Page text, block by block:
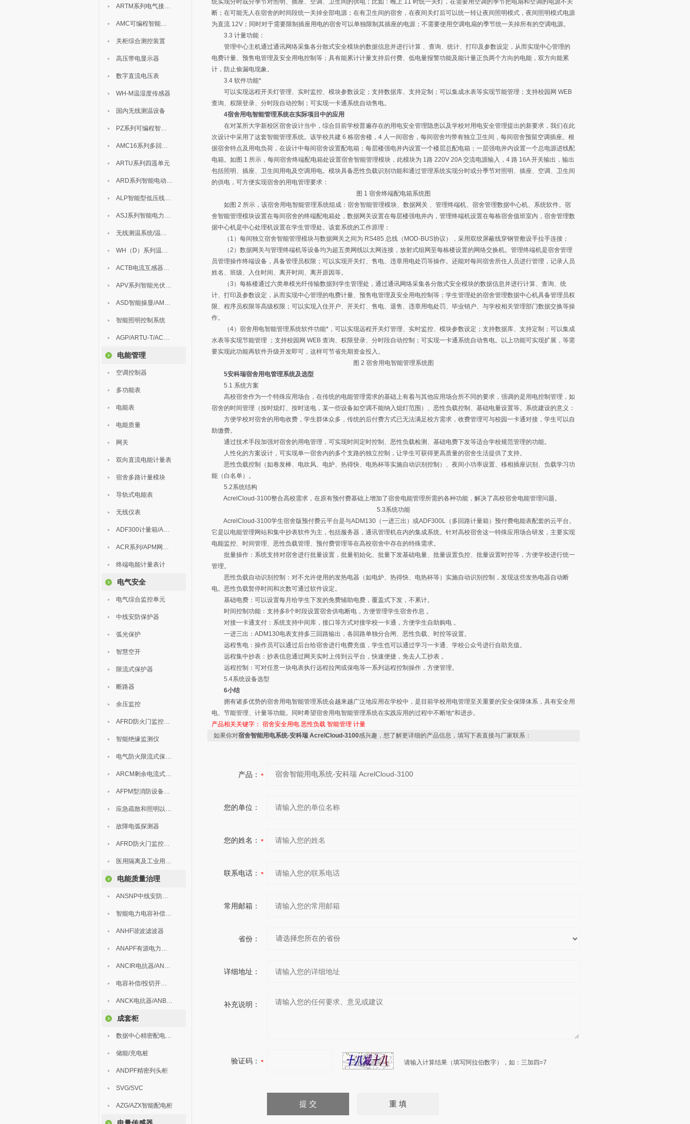
ARTM系列电气接点测温装置
AMC可编程智能电测表
关柜综合测控装置
高压带电显示器
数字直流电压表
WH-M温湿度传感器
国内无线测温设备
PZ系列可编程智能表
AMC16系列多回路监控装置
ARTU系列四遥单元
ARD系列智能电动机保护器
ALP智能型低压线路保护装置
ASJ系列智能电力继电器
无线测温系统/温度巡检
WH（D）系列温湿度控制器
ACTB电流互感器过电压保护器
APV系列智能光伏汇流箱
ASD智能操显/AM中压保护
智能照明控制系统
AGP/ARTU-T/ACM/ADDC
电能管理
空调控制器
多功能表
电能表
电能质量
网关
双向直流电能计量表
宿舍多路计量模块
导轨式电能表
无线仪表
ADF300计量箱/AEW无线计量
ACR系列/APM网络电力仪表
终端电能计量表计
电气安全
电气综合监控单元
中线安防保护器
弧光保护
智慧空开
限流式保护器
断路器
余压监控
AFRD防火门监控模块
智能绝缘监测仪
电气防火限流式保护器
ARCM剩余电流式电气火灾监控装置
AFPM型消防设备电源监控系统
应急疏散和照明以及灯具
故障电弧探测器
AFRD防火门监控系统
医用隔离及工业用电绝缘检测
电能质量治理
ANSNP中线安防保护器
智能电力电容补偿装置
ANHF谐波滤波器
ANAPF有源电力滤波器
ANCIR电抗器/ANHPD300谐波保护器
电容补偿/投切开关/ARC
ANCK电抗器/ANBSMJ自愈式低压并联电容器
成套柜
数据中心精密配电监控装置
储能/充电桩
ANDPF精密列头柜
SVG/SVC
AZG/AZX智能配电柜
统实现分时或分季节对照明、插座、空调、卫生间的供电；比如：晚上 11 时统一关灯，在需要用空调的季节把电扇和空调的电源不关
断；在可能无人在宿舍的时间段统一关掉全部电源；在有卫生间的宿舍，在夜间关灯后可以统一转让夜间照明模式，夜间照明模式电源
为直流 12V；同时对于需要限制插座用电的宿舍可以单独限制其插座的电源；不需要使用空调电扇的季节统一关掉所有的空调电源。
3.3 计量功能：
管理中心主机通过通讯网络采集各分散式安全模块的数据信息并进行计算 、查询、统计、打印及参数设定，从而实现中心管理的
电费计量、预售电管理及安全用电控制等；具有能累计计量支持后付费、低电量报警功能及能计量正负两个方向的电能，双方向能累
计，防止偷漏电现象。
3.4 软件功能*
可以实现远程开关灯管理、实时监控、模块参数设定；支持数据库、支持定制；可以集成水表等实现节能管理；支持校园网 WEB
查询、权限登录、分时段自动控制；可实现一卡通系统自动售电。
4宿舍用电智能管理系统在实际项目中的应用
在对某所大学新校区宿舍设计当中，综合目前学校普遍存在的用电安全管理隐患以及学校对用电安全管理提出的新要求，我们在此
次设计中采用了这套智能管理系统。该学校共建 6 栋宿舍楼，4 人一间宿舍，每间宿舍均带有独立卫生间，每间宿舍预留空调插座。根
据宿舍特点及用电负荷，在设计中每间宿舍设置配电箱；每层楼强电井内设置一个楼层总配电箱；一层强电井内设置一个总电源进线配
电箱。如图 1 所示，每间宿舍终端配电箱处设置宿舍智能管理模块，此模块为 1路 220V 20A 交流电源输入，4 路 16A 开关输出，输出
包括照明、插座、卫生间用电及空调用电。模块具备恶性负载识别功能和通过管理系统实现分时或分季节对照明、插座、空调、卫生间
的供电，可方便实现宿舍的用电管理要求：
图 1 宿舍终端配电箱系统图
如图 2 所示，该宿舍用电智能管理系统组成：宿舍智能管理模块、数据网关 、管理终端机、宿舍管理数据中心机、系统软件。宿
舍智能管理模块设置在每间宿舍的终端配电箱处，数据网关设置在每层楼强电井内，管理终端机设置在每栋宿舍值班室内，宿舍管理数
据中心机是中心处理机设置在学生管理处。该套系统的工作原理：
（1）每间独立宿舍智能管理模块与数据网关之间为 RS485 总线（MOD-BUS协议），采用双绞屏蔽线穿钢管敷设手拉手连接；
（2）数据网关与管理终端机等设备均为超五类网线以太网连接，放射式组网至每栋楼设置的网络交换机。管理终端机是宿舍管理
员管理操作终端设备，具备管理员权限；可以实现开关灯、售电、违章用电处罚等操作。还能对每间宿舍所住人员进行管理，记录人员
姓名、班级、入住时间、离开时间、离开原因等。
（3）每栋楼通过六类单模光纤传输数据到学生管理处，通过通讯网络采集各分散式安全模块的数据信息并进行计算、查询、统
计、打印及参数设定，从而实现中心管理的电费计量、预售电管理及安全用电控制等；学生管理处的宿舍管理数据中心机具备管理员权
限、程序员权限等高级权限；可以实现入住开户、开关灯、售电、退售、违章用电处罚、毕业销户、与学校相关管理部门数据交换等操
作。
（4）宿舍用电智能管理系统软件功能*，可以实现远程开关灯管理、实时监控、模块参数设定；支持数据库、支持定制；可以集成
水表等实现节能管理 ；支持校园网 WEB 查询、权限登录、分时段自动控制；可实现一卡通系统自动售电。以上功能可实现扩展，等需
要实现此功能再软件升级开发即可，这样可节省先期资金投入。
图 2 宿舍用电智能管理系统图
5安科瑞宿舍用电管理系统及选型
5.1 系统方案
高校宿舍作为一个特殊应用场合，在传统的电能管理需求的基础上有着与其他应用场合所不同的要求，强调的是用电控制管理，如
宿舍的时间管理（按时熄灯、按时送电，某一些设备如空调不能纳入熄灯范围）、恶性负载控制、基础电量设置等。系统建设的意义：
方便学校对宿舍的用电收费，学生群体众多，传统的后付费方式已无法满足校方需求，收费管理可与校园一卡通对接，学生可以自
助缴费。
通过技术手段加强对宿舍的用电管理，可实现时间定时控制、恶性负载检测、基础电费下发等适合学校规范管理的功能。
人性化的方案设计，可实现单一宿舍内的多个支路的独立控制，让学生可获得更高质量的宿舍生活提供了支持。
恶性负载控制（如卷发棒、电吹风、电炉、热得快、电热杯等实施自动识别控制）、夜间小功率设置、移相插座识别、负载学习功
能（白名单）。
5.2系统结构
AcrelCloud-3100整合高校需求，在原有预付费基础上增加了宿舍电能管理所需的各种功能，解决了高校宿舍电能管理问题。
5.3系统功能
AcrelCloud-3100学生宿舍版预付费云平台是与ADM130（一进三出）或ADF300L（多回路计量箱）预付费电能表配套的云平台。
它是以电能管理网站和集中抄表软件为主，包括服务器，通讯管理机在内的集成系统。针对高校宿舍这一特殊应用场合研发，主要实现
电能监控、时间管理、恶性负载管理、预付费管理等在高校宿舍中存在的特殊需求。
批量操作：系统支持对宿舍进行批量设置，批量初始化、批量下发基础电量、批量设置负控、批量设置时控等，方便学校进行统一
管理。
恶性负载自动识别控制：对不允许使用的发热电器（如电炉、热得快、电热杯等）实施自动识别控制，发现这些发热电器自动断
电。恶性负载暂停时间和次数可通过软件设定。
基础电费：可以设置每月给学生下发的免费辅助电费，覆盖式下发，不累计。
时间控制功能：支持多8个时段设置宿舍供电断电，方便管理学生宿舍作息 。
对接一卡通支付：系统支持中间库，接口等方式对接学校一卡通，方便学生自助购电 。
一进三出：ADM130电表支持多三回路输出，各回路单独分合闸、恶性负载、时控等设置。
远程售电：操作员可以通过后台给宿舍进行电费充值，学生也可以通过学习一卡通、学校公众号进行自助充值。
远程集中抄表：抄表信息通过网关实时上传到云平台，快速便捷，免去人工抄表 。
远程控制：可对任意一块电表执行远程拉闸或保电等一系列远程控制操作，方便管理。
5.4系统设备选型
6小结
拥有诸多优势的宿舍用电智能管理系统会越来越广泛地应用在学校中，是目前学校用电管理至关重要的安全保障体系，具有安全用
电、节能管理、计量等功能。同时希望宿舍用电智能管理系统在实践应用的过程中不断地*和进步。
产品相关关键字： 宿舍安全用电 恶性负载 智能管理 计量
如果你对宿舍智能用电系统-安科瑞 AcrelCloud-3100感兴趣，想了解更详细的产品信息，填写下表直接与厂家联系：
产品：
您的单位：
您的姓名：
联系电话：
常用邮箱：
省份：
详细地址：
补充说明：
验证码： 请输入计算结果（填写阿拉伯数字），如：三加四=7